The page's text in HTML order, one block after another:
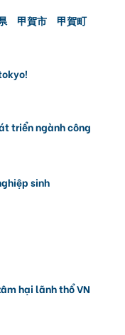
甲賀市 甲賀町
triển ngành công
sinh
hại lãnh thổ VN